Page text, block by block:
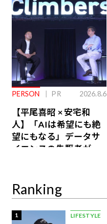
PERSON PR 2026.8.6
【平尾喜昭 × 安宅和
人】「AIは希望にも絶
望にもなる」データサ
イエンスの先駆者が語
Ranking
1 LIFESTYLE